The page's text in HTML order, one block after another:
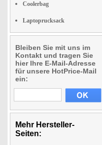
Coolerbag
Laptoprucksack
Bleiben Sie mit uns im
Kontakt und tragen Sie
hier Ihre E-Mail-Adresse
für unsere HotPrice-Mail
ein:
Mehr Hersteller-
Seiten: